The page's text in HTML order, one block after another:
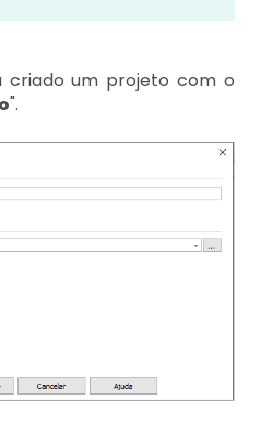
criado um projeto com o
".